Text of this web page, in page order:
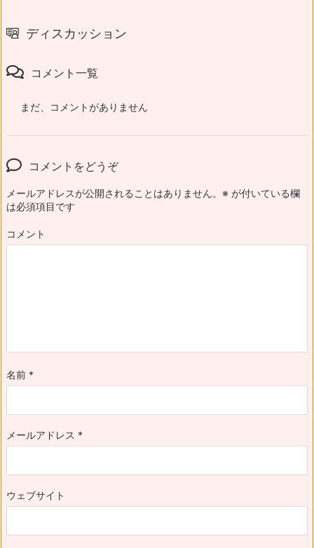
ディスカッション
コメント一覧
まだ、コメントがありません
コメントをどうぞ
メールアドレスが公開されることはありません。 ※ が付いている欄
は必須項目です
コメント
名前 *
メールアドレス *
ウェブサイト